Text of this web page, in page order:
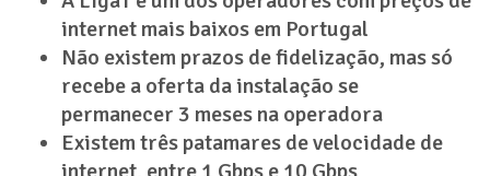
internet mais baixos em Portugal
Não existem prazos de fidelização, mas só
recebe a oferta da instalação se
permanecer 3 meses na operadora
Existem três patamares de velocidade de